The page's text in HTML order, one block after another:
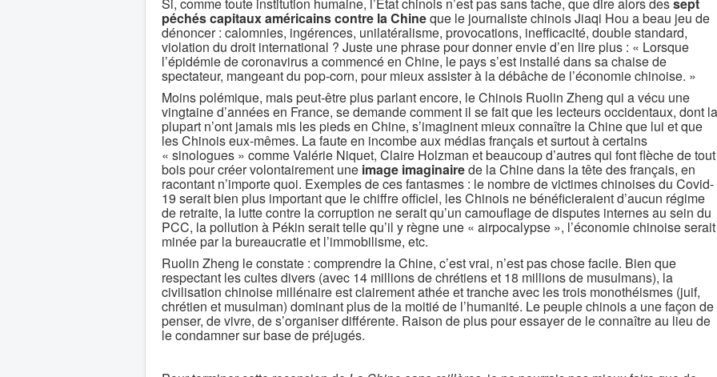
péchés capitauxaméricains contre la Chineque le journaliste chinois Jiaqi Hou a beau jeu de
dénoncer : calomnies, ingérences, unilatéralisme, provocations, inefficacité, double standard,
violation du droit international ? Juste une phrase pour donner envie d’en lire plus : « Lorsque
l’épidémie de coronavirus a commencé en Chine, le pays s’est installé dans sa chaise de
spectateur, mangeant du pop-corn, pour mieux assister à la débâche de l’économie chinoise. »
Moins polémique, mais peut-être plus parlant encore, le Chinois Ruolin Zheng qui a vécu une
vingtaine d’années en France, se demande comment il se fait que les lecteurs occidentaux, dont la
plupart n’ont jamais mis les pieds en Chine, s’imaginent mieux connaître la Chine que lui et que
les Chinois eux-mêmes. La faute en incombe aux médias français et surtout à certains
« sinologues » comme Valérie Niquet, Claire Holzman et beaucoup d’autres qui font flèche de tout
bois pour créer volontairement une image imaginairede la Chine dans la tête des français, en
racontant n’importe quoi. Exemples de ces fantasmes : le nombre de victimes chinoises du Covid-
19 serait bien plus important que le chiffre officiel, les Chinois ne bénéficieraient d’aucun régime
de retraite, la lutte contre la corruption ne serait qu’un camouflage de disputes internes au sein du
PCC, la pollution à Pékin serait telle qu’il y règne une « airpocalypse », l’économie chinoise serait
minée par la bureaucratie et l’immobilisme, etc.
Ruolin Zheng le constate : comprendre la Chine, c’est vrai, n’est pas chose facile. Bien que
respectant les cultes divers (avec 14 millions de chrétiens et 18 millions de musulmans), la
civilisation chinoise millénaire est clairement athée et tranche avec les trois monothéismes (juif,
chrétien et musulman) dominant plus de la moitié de l’humanité. Le peuple chinois a une façon de
penser, de vivre, de s’organiser différente. Raison de plus pour essayer de le connaître au lieu de
le condamner sur base de préjugés.